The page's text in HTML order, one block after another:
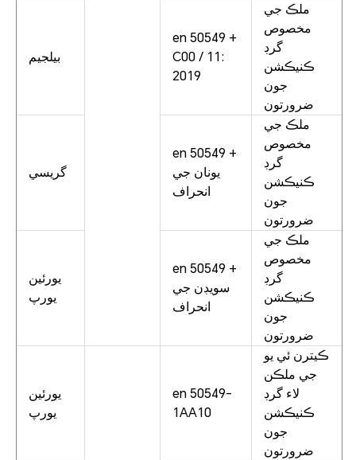
بيلجيم
en 50549 +
C00 / 11:
2019
ملڪ جي
مخصوص
گرڊ
ڪنيڪشن
جون
ضرورتون
گريسي
en 50549 +
يونان جي
انحراف
ملڪ جي
مخصوص
گرڊ
ڪنيڪشن
جون
ضرورتون
يورئين
يورپ
en 50549 +
سويڊن جي
انحراف
ملڪ جي
مخصوص
گرڊ
ڪنيڪشن
جون
ضرورتون
يورئين
يورپ
en 50549-
1AA10
ڪيترن ئي يو
جي ملڪن
لاء گرڊ
ڪنيڪشن
جون
ضرورتون